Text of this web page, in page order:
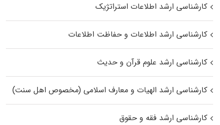
کارشناسی ارشد اطلاعات استراتژیک
کارشناسی ارشد اطلاعات و حفاظت اطلاعات
کارشناسی ارشد علوم قرآن و حدیث
کارشناسی ارشد الهیات و معارف اسلامی (مخصوص اهل سنت)
کارشناسی ارشد فقه و حقوق